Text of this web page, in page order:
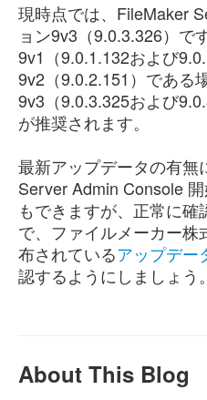
現時点では、FileMaker
ョン9v3（9.0.3.326）で
9v1（9.0.1.132および
9v2（9.0.2.151）である
9v3（9.0.3.325および
が推奨されます。
最新アップデータの有無
Server Admin Console
もできますが、正常に
で、ファイルメーカー
布されているアップデー
認するようにしましょう。
About This Blog